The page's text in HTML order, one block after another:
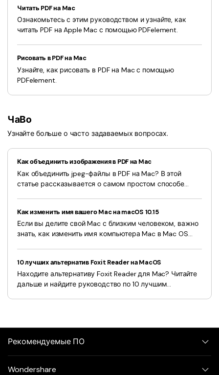
Читать PDF на Mac
Ознакомьтесь с этим руководством и узнайте, как
читать PDF на Apple Mac с помощью PDFelement.
Рисовать в PDF на Mac
Узнайте, как рисовать в PDF на Mac с помощью
PDFelement.
ЧаВо
Узнайте больше о часто задаваемых вопросах.
Как объединить изображения в PDF на Mac
Как объединить jpeg-файлы в PDF на Mac? В этой
статье рассказывается о самом простом способе
Как изменить имя вашего Mac на macOS 10.15
Если вы делите свой Mac с близким человеком, важно
знать, как изменить имя компьютера Mac в Mac OS
10 лучших альтернатив Foxit Reader на MacOS
Находите альтернативу Foxit Reader для Mac? Читайте
дальше и найдите руководство по 10 лучшим
Рекомендуемые ПО
Wondershare